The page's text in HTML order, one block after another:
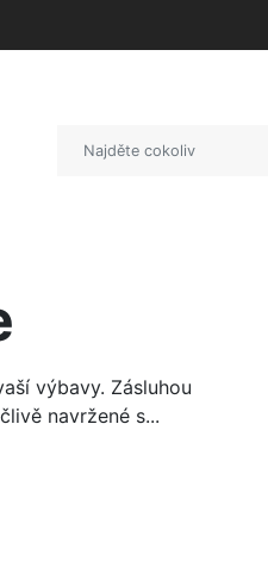
výbavy. Zásluhou
navržené s...